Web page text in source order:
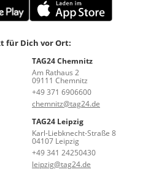
für Dich vor Ort:
TAG24 Chemnitz
Am Rathaus 2
09111 Chemnitz
+49 371 6906600
chemnitz@tag24.de
TAG24 Leipzig
Karl-Liebknecht-Straße 8
04107 Leipzig
+49 341 24250430
leipzig@tag24.de